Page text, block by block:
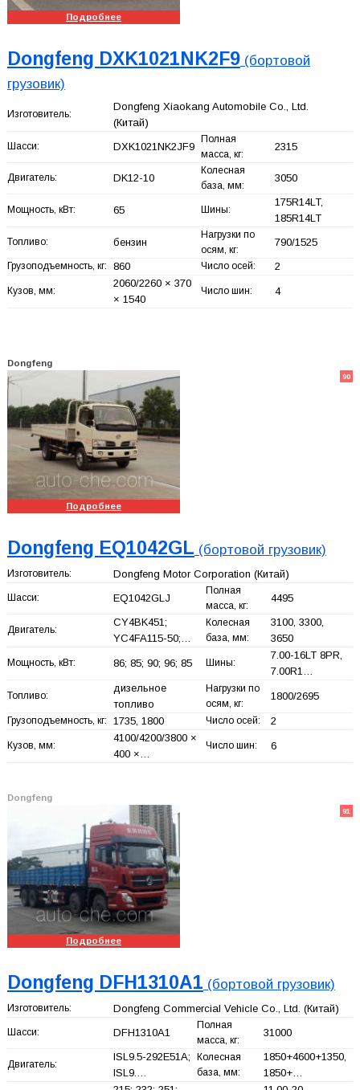
Подробнее
Dongfeng DXK1021NK2F9(бортовой
грузовик)
Изготовитель:
Dongfeng Xiaokang Automobile Co., Ltd.
(Китай)
Шасси: DXK1021NK2JF9
Полная
масса, кг:
2315
Двигатель: DK12-10
Колесная
база, мм:
3050
Мощность, кВт: 65 Шины:
175R14LT,
185R14LT
Топливо: бензин
Нагрузки по
осям, кг:
790/1525
Грузоподъемность, кг: 860 Число осей: 2
Кузов, мм:
2060/2260 × 370
× 1540
Число шин: 4
Dongfeng
90
Подробнее
Dongfeng EQ1042GL (бортовой грузовик)
Изготовитель: Dongfeng Motor Corporation (Китай)
Шасси: EQ1042GLJ
Полная
масса, кг:
4495
Двигатель:
CY4BK451;
YC4FA115-50;…
Колесная
база, мм:
3100, 3300,
3650
Мощность, кВт: 86; 85; 90; 96; 85 Шины:
7.00-16LT 8PR,
7.00R1…
Топливо:
дизельное
топливо
Нагрузки по
осям, кг:
1800/2695
Грузоподъемность, кг: 1735, 1800 Число осей: 2
Кузов, мм:
4100/4200/3800 ×
400 ×…
Число шин: 6
Dongfeng
91
Подробнее
Dongfeng DFH1310A1 (бортовой грузовик)
Изготовитель: Dongfeng Commercial Vehicle Co., Ltd. (Китай)
Шасси: DFH1310A1
Полная
масса, кг:
31000
Двигатель:
ISL9.5-292E51A;
ISL9.…
Колесная
база, мм:
1850+4600+1350,
1850+…